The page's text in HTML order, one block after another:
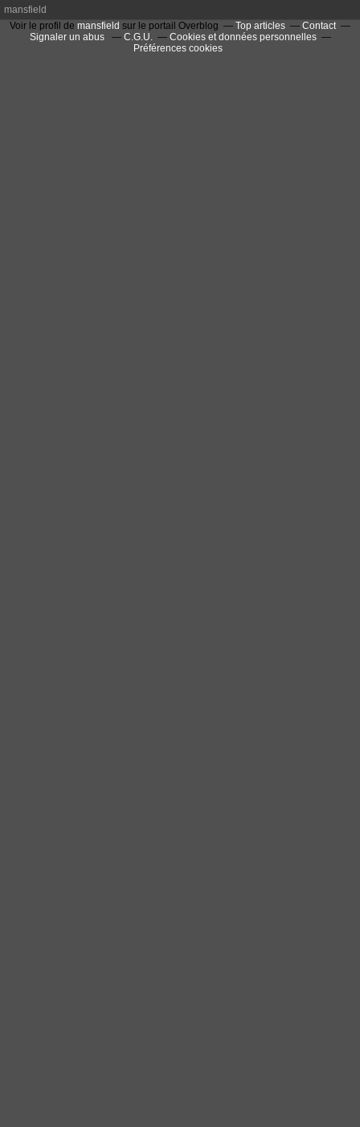
mansfield
Voir le profil de mansfield sur le portail Overblog Top articles
Contact
Signaler un abus
C.G.U.
Cookies et données personnelles
Préférences cookies